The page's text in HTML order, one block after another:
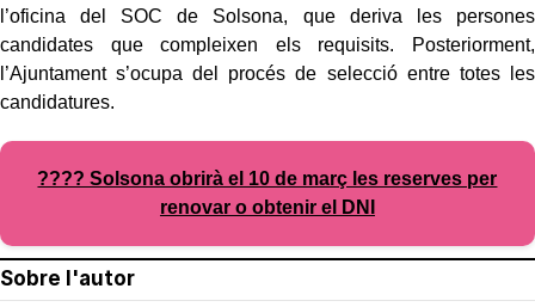
l’oficina del SOC de Solsona, que deriva les persones
candidates que compleixen els requisits. Posteriorment,
l’Ajuntament s’ocupa del procés de selecció entre totes les
candidatures.
???? Solsona obrirà el 10 de març les reserves per
renovar o obtenir el DNI
Sobre l'autor